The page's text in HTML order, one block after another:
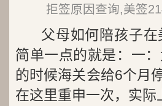
拒签原因查询,美签
父母如何陪孩子
简单一点的就是：一
的时候海关会给6个月
在这里重申一次，实际